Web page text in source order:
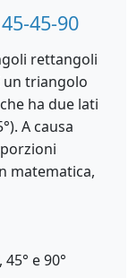
45-90
rettangoli
un triangolo
ha due lati
A causa
matematica,
e 90°